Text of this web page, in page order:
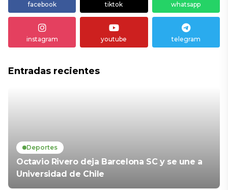
facebook tiktok whatsapp
instagram youtube telegram
Entradas recientes
Deportes
Octavio Rivero deja Barcelona SC y se une a
Universidad de Chile